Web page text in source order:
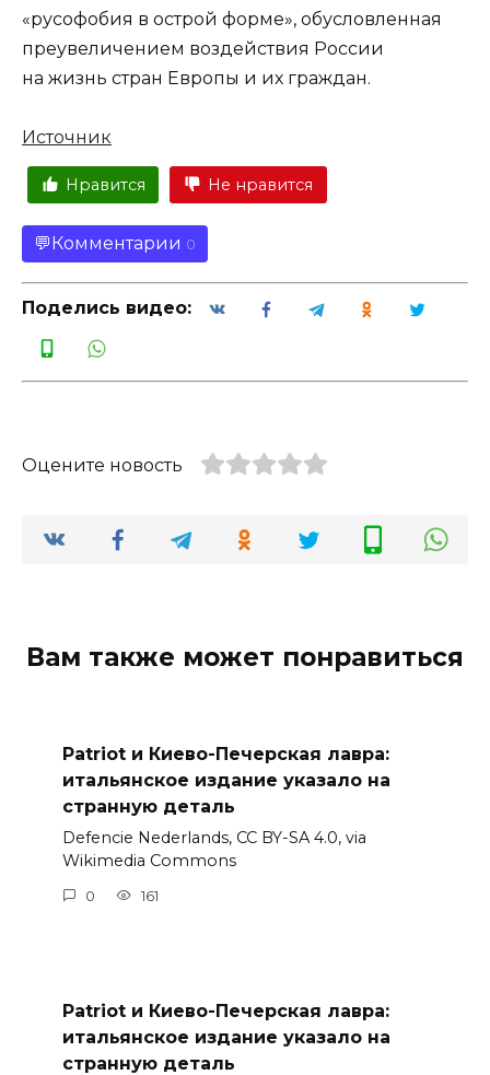
«русофобия в острой форме», обусловленная
преувеличением воздействия России
на жизнь стран Европы и их граждан.
Источник
Нравится Не нравится
Комментарии 0
Поделись видео:
Оцените новость
Вам также может понравиться
Patriot и Киево-Печерская лавра:
итальянское издание указало на
странную деталь
Defencie Nederlands, CC BY-SA 4.0, via
Wikimedia Commons
0 161
Patriot и Киево-Печерская лавра:
итальянское издание указало на
странную деталь